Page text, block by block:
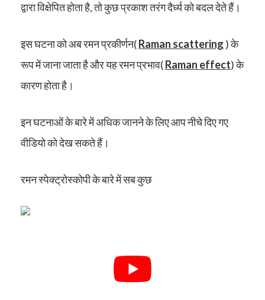
द्वारा विक्षेपित होता है, तो कुछ प्रकाश तरंग दैर्ध्य को बदल देते हैं।
इस घटना को अब रमन प्रकीर्णन(Raman scattering ) के
रूप में जाना जाता है और यह रमन प्रभाव(Raman effect) के
कारण होता है।
इन घटनाओं के बारे में अधिक जानने के लिए आप नीचे दिए गए
वीडियो को देख सकते हैं।
रमन स्पेक्ट्रोस्कोपी के बारे में सब कुछ